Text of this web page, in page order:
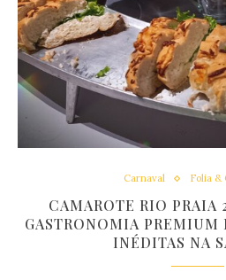
Carnaval Folia &
CAMAROTE RIO PRAIA
GASTRONOMIA PREMIUM
INÉDITAS NA